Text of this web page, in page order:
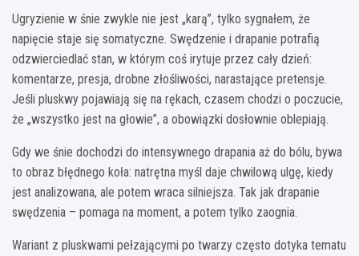
Ugryzienie w śnie zwykle nie jest „karą”, tylko sygnałem, że
napięcie staje się somatyczne. Swędzenie i drapanie potrafią
odzwierciedlać stan, w którym coś irytuje przez cały dzień:
komentarze, presja, drobne złośliwości, narastające pretensje.
Jeśli pluskwy pojawiają się na rękach, czasem chodzi o poczucie,
że „wszystko jest na głowie”, a obowiązki dosłownie oblepiają.
Gdy we śnie dochodzi do intensywnego drapania aż do bólu, bywa
to obraz błędnego koła: natrętna myśl daje chwilową ulgę, kiedy
jest analizowana, ale potem wraca silniejsza. Tak jak drapanie
swędzenia – pomaga na moment, a potem tylko zaognia.
Wariant z pluskwami pełzającymi po twarzy często dotyka tematu